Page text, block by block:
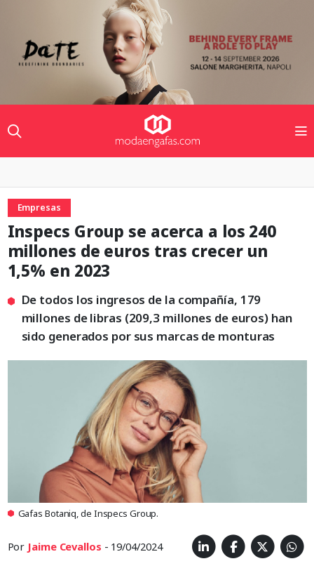
Empresas
Inspecs Group se acerca a los 240
millones de euros tras crecer un
1,5% en 2023
De todos los ingresos de la compañía, 179
millones de libras (209,3 millones de euros) han
sido generados por sus marcas de monturas
Gafas Botaniq, de Inspecs Group.
Por Jaime Cevallos - 19/04/2024